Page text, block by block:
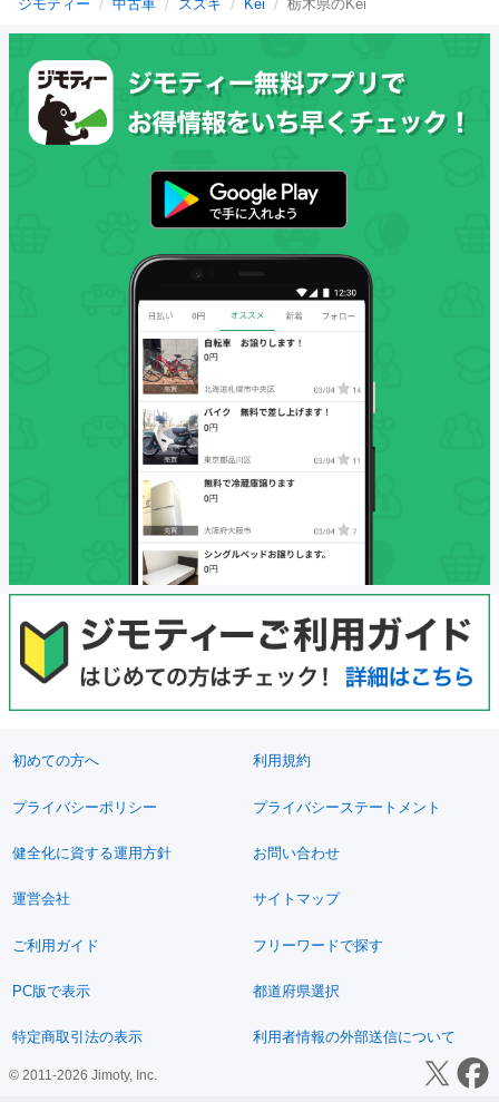
ジモティー 中古車 スズキ Kei 栃木県のKei
初めての方へ 利用規約
プライバシーポリシー プライバシーステートメント
健全化に資する運用方針 お問い合わせ
運営会社 サイトマップ
ご利用ガイド フリーワードで探す
PC版で表示 都道府県選択
特定商取引法の表示 利用者情報の外部送信について
© 2011-2026 Jimoty, Inc.